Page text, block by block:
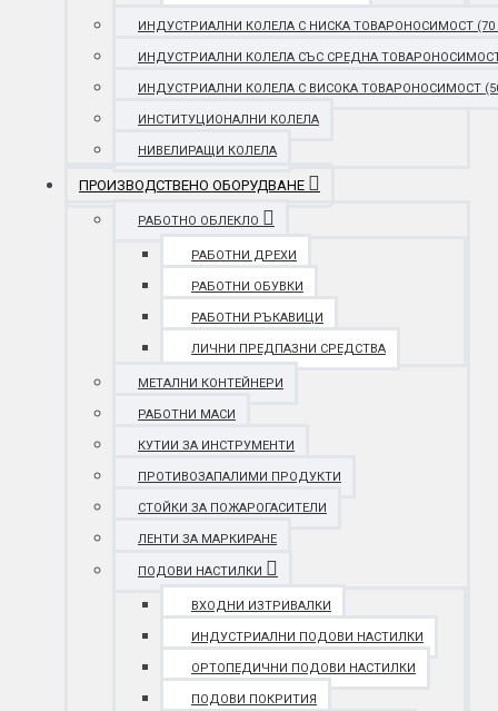
ИНДУСТРИАЛНИ КОЛЕЛА С НИСКА ТОВАРОНОСИМОСТ (70 -
ИНДУСТРИАЛНИ КОЛЕЛА СЪС СРЕДНА ТОВАРОНОСИМОСТ
ИНДУСТРИАЛНИ КОЛЕЛА С ВИСОКА ТОВАРОНОСИМОСТ
ИНСТИТУЦИОНАЛНИ КОЛЕЛА
НИВЕЛИРАЩИ КОЛЕЛА
ПРОИЗВОДСТВЕНО ОБОРУДВАНЕ
РАБОТНО ОБЛЕКЛО
РАБОТНИ ДРЕХИ
РАБОТНИ ОБУВКИ
РАБОТНИ РЪКАВИЦИ
ЛИЧНИ ПРЕДПАЗНИ СРЕДСТВА
МЕТАЛНИ КОНТЕЙНЕРИ
РАБОТНИ МАСИ
КУТИИ ЗА ИНСТРУМЕНТИ
ПРОТИВОЗАПАЛИМИ ПРОДУКТИ
СТОЙКИ ЗА ПОЖАРОГАСИТЕЛИ
ЛЕНТИ ЗА МАРКИРАНЕ
ПОДОВИ НАСТИЛКИ
ВХОДНИ ИЗТРИВАЛКИ
ИНДУСТРИАЛНИ ПОДОВИ НАСТИЛКИ
ОРТОПЕДИЧНИ ПОДОВИ НАСТИЛКИ
ПОДОВИ ПОКРИТИЯ